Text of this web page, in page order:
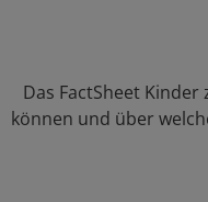
Das FactSheet
können und über